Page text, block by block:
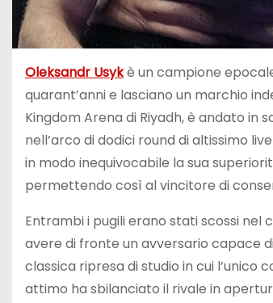
Oleksandr Usykè un campione
quarant’anni e lasciano un marchio
Kingdom Arena di Riyadh, è andato in
nell’arco di dodici round di altissimo
in modo inequivocabile la sua
permettendo così al vincitore di
Entrambi i pugili erano stati scossi
avere di fronte un avversario capace
classica ripresa di studio in cui
attimo ha sbilanciato il rivale in